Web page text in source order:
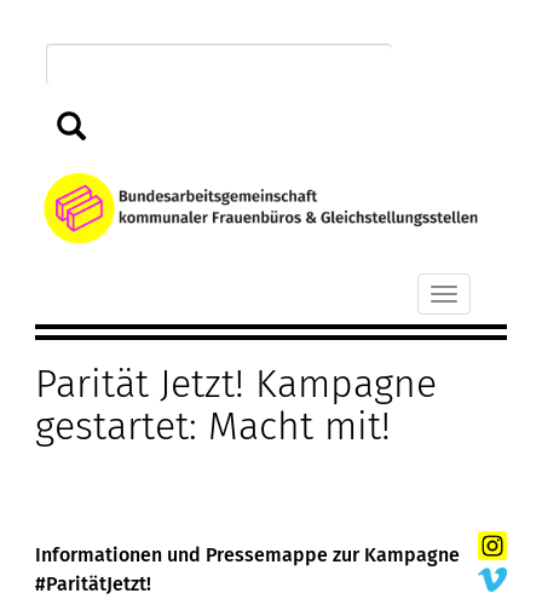
Direkt
Toggle
navigation
Parität Jetzt! Kampagne
gestartet: Macht mit!
Informationen und Pressemappe zur Kampagne
#ParitätJetzt!